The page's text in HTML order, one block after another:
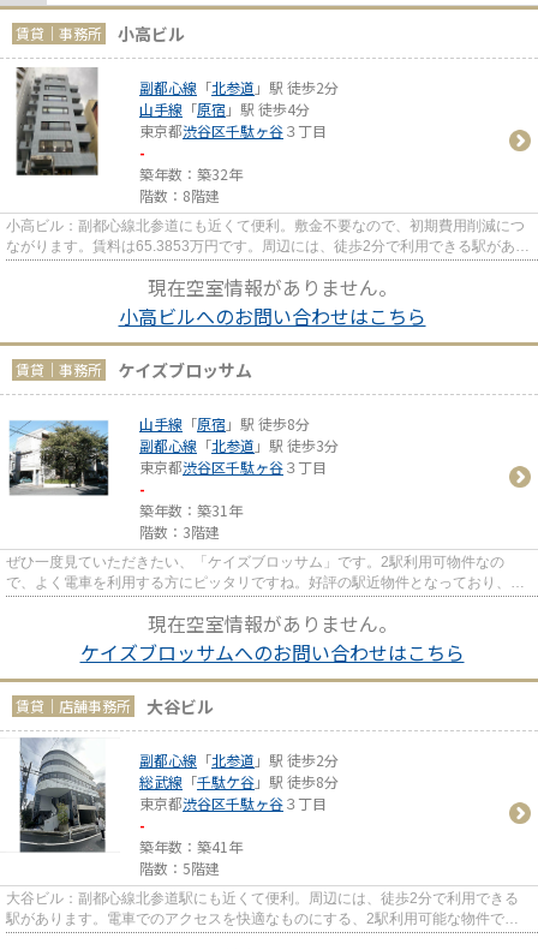
賃貸｜事務所 小高ビル
副都心線 「北参道 」駅 徒歩2分
山手線 「原宿 」駅 徒歩4分
東京都渋谷区千駄ヶ谷３丁目
-
築年数：築32年
階数：8階建
小高ビル：副都心線北参道にも近くて便利。敷金不要なので、初期費用削減につ
ながります。賃料は65.3853万円です。周辺には、徒歩2分で利用できる駅があり
現在空室情報がありません。
小高ビルへのお問い合わせはこちら
賃貸｜事務所 ケイズブロッサム
山手線 「原宿 」駅 徒歩8分
副都心線 「北参道 」駅 徒歩3分
東京都渋谷区千駄ヶ谷３丁目
-
築年数：築31年
階数：3階建
ぜひ一度見ていただきたい、「ケイズブロッサム」です。2駅利用可物件なの
で、よく電車を利用する方にピッタリですね。好評の駅近物件となっており、駅
現在空室情報がありません。
ケイズブロッサムへのお問い合わせはこちら
賃貸｜店舗事務所 大谷ビル
副都心線 「北参道 」駅 徒歩2分
総武線 「千駄ケ谷」駅 徒歩8分
東京都渋谷区千駄ヶ谷３丁目
-
築年数：築41年
階数：5階建
大谷ビル：副都心線北参道駅にも近くて便利。周辺には、徒歩2分で利用できる
駅があります。電車でのアクセスを快適なものにする、2駅利用可能な物件で